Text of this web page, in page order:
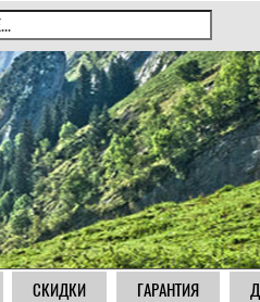
СКИДКИ ГАРАНТИЯ